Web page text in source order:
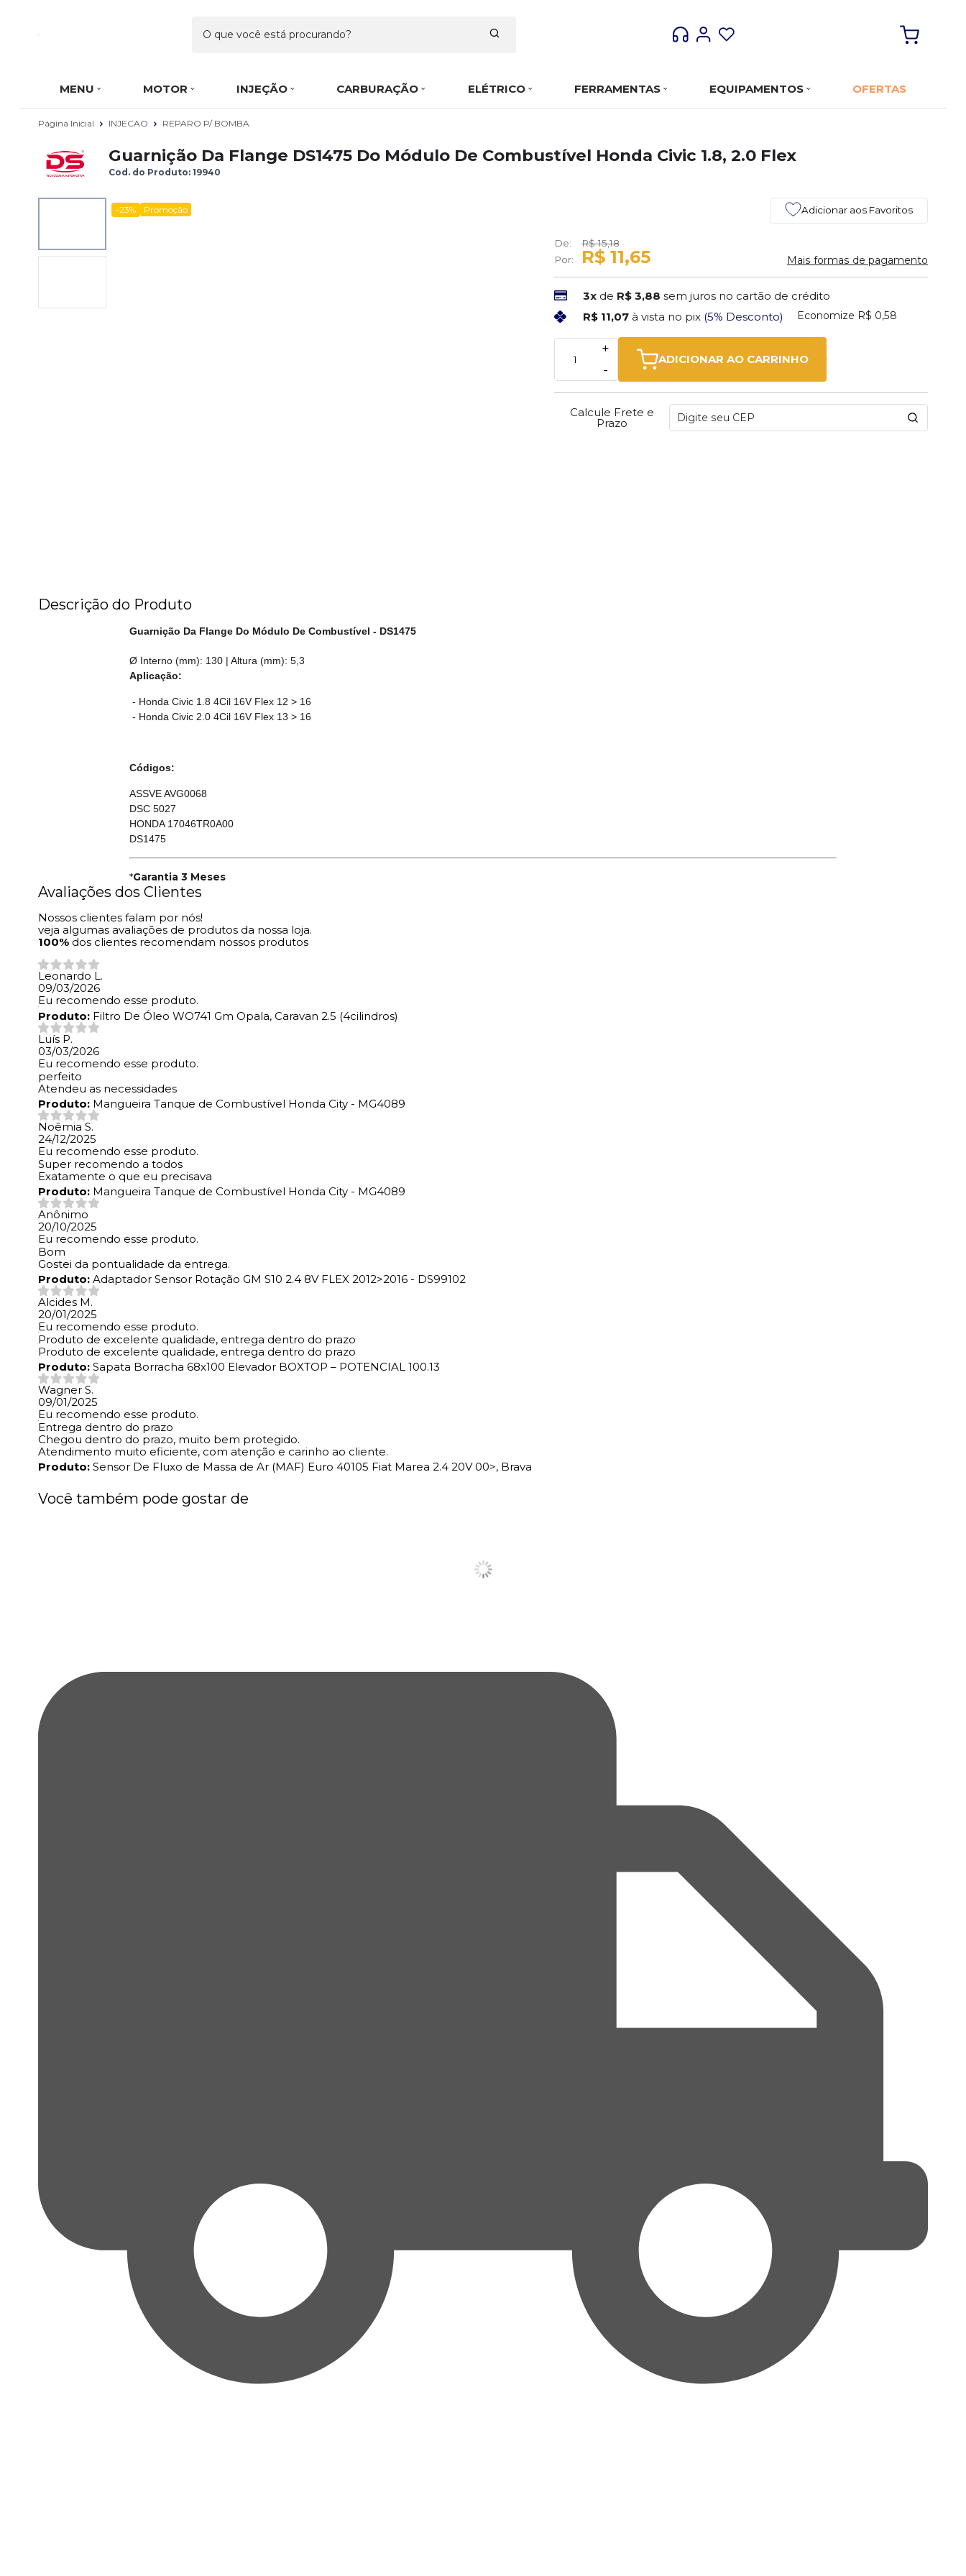
MENU MOTOR INJEÇÃO CARBURAÇÃO ELÉTRICO FERRAMENTAS EQUIPAMENTOS OFERTAS
Página Inicial INJECAO REPARO P/ BOMBA
Guarnição Da Flange DS1475 Do Módulo De Combustível Honda Civic 1.8, 2.0 Flex
Cod. do Produto: 19940
-23% Promoção Adicionar aos Favoritos
De:
R$ 15,18
Por:
R$ 11,65 Mais formas de pagamento
3x de R$ 3,88 sem juros no cartão de crédito
R$ 11,07 à vista no pix (5% Desconto) Economize R$ 0,58
-
+
ADICIONAR AO CARRINHO
Calcule Frete e
Prazo
Descrição do Produto
Guarnição Da Flange Do Módulo De Combustível - DS1475
Ø Interno (mm): 130 | Altura (mm): 5,3
Aplicação:
- Honda Civic 1.8 4Cil 16V Flex 12 > 16
- Honda Civic 2.0 4Cil 16V Flex 13 > 16
Códigos:
ASSVE AVG0068
DSC 5027
HONDA 17046TR0A00
DS1475
*Garantia 3 Meses
Avaliações dos Clientes
Nossos clientes falam por nós!
veja algumas avaliações de produtos da nossa loja.
100% dos clientes recomendam nossos produtos
Leonardo L.
09/03/2026
Eu recomendo esse produto.
Produto: Filtro De Óleo WO741 Gm Opala, Caravan 2.5 (4cilindros)
Luís P.
03/03/2026
Eu recomendo esse produto.
perfeito
Atendeu as necessidades
Produto: Mangueira Tanque de Combustível Honda City - MG4089
Noêmia S.
24/12/2025
Eu recomendo esse produto.
Super recomendo a todos
Exatamente o que eu precisava
Produto: Mangueira Tanque de Combustível Honda City - MG4089
Anônimo
20/10/2025
Eu recomendo esse produto.
Bom
Gostei da pontualidade da entrega.
Produto: Adaptador Sensor Rotação GM S10 2.4 8V FLEX 2012>2016 - DS99102
Alcides M.
20/01/2025
Eu recomendo esse produto.
Produto de excelente qualidade, entrega dentro do prazo
Produto de excelente qualidade, entrega dentro do prazo
Produto: Sapata Borracha 68x100 Elevador BOXTOP – POTENCIAL 100.13
Wagner S.
09/01/2025
Eu recomendo esse produto.
Entrega dentro do prazo
Chegou dentro do prazo, muito bem protegido.
Atendimento muito eficiente, com atenção e carinho ao cliente.
Produto: Sensor De Fluxo de Massa de Ar (MAF) Euro 40105 Fiat Marea 2.4 20V 00>, Brava
Você também pode gostar de